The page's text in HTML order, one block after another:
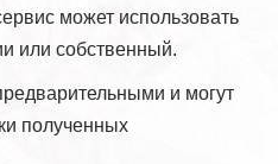
может использовать
или собственный.
и могут
полученных